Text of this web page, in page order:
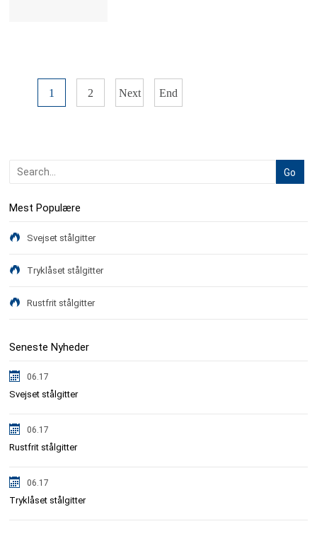
1 2 Next End
Mest Populære
Svejset stålgitter
Tryklåset stålgitter
Rustfrit stålgitter
Seneste Nyheder
06.17
Svejset stålgitter
06.17
Rustfrit stålgitter
06.17
Tryklåset stålgitter